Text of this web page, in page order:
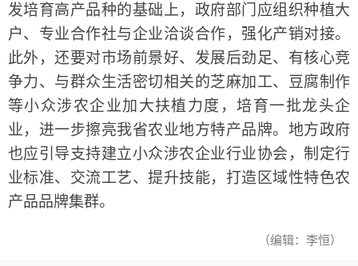
发培育高产品种的基础上，政府部门应组织种植大
户、专业合作社与企业洽谈合作，强化产销对接。
此外，还要对市场前景好、发展后劲足、有核心竞
争力、与群众生活密切相关的芝麻加工、豆腐制作
等小众涉农企业加大扶植力度，培育一批龙头企
业，进一步擦亮我省农业地方特产品牌。地方政府
也应引导支持建立小众涉农企业行业协会，制定行
业标准、交流工艺、提升技能，打造区域性特色农
产品品牌集群。
（编辑：李恒）